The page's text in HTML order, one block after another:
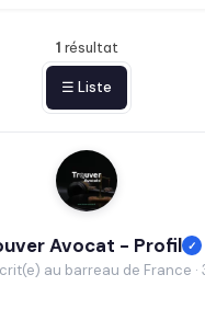
1 résultat
☰ Liste
Avocat - Profil ✓
au barreau de France ·